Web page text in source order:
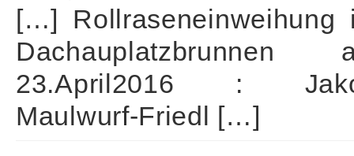
[…] Rollraseneinweihung
Dachauplatzbrunnen
23.April2016 :
Maulwurf-Friedl […]